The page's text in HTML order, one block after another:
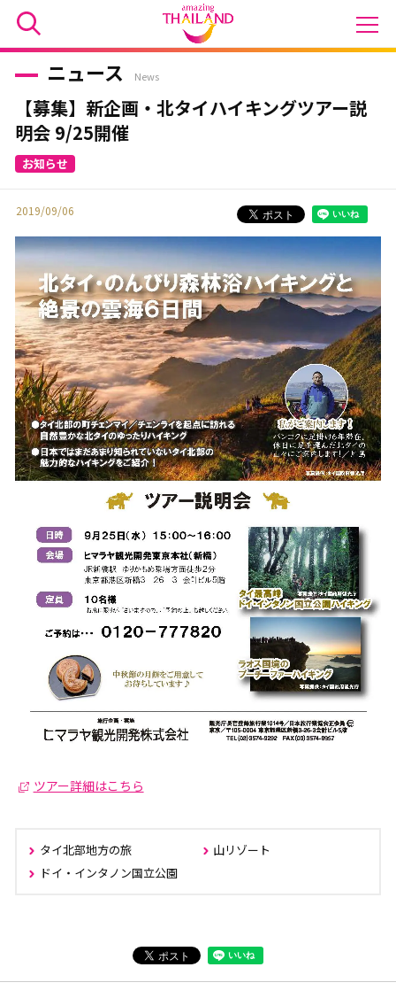
ニュース News
【募集】新企画・北タイハイキングツアー説
明会 9/25開催
2019/09/06
ツアー詳細はこちら
タイ北部地方の旅
山リゾート
ドイ・インタノン国立公園